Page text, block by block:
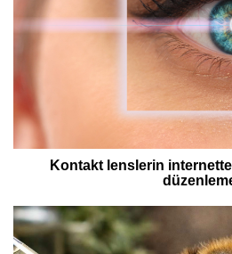
Kontakt lenslerin